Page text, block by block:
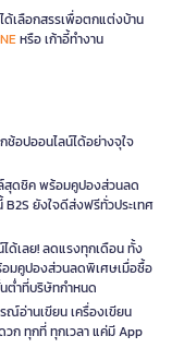
เลือกสรรเพื่อตกแต่งบ้าน
หรือ เก้าอี้ทำงาน
ช้อปออนไลน์ได้อย่างจุใจ
สุดชิค พร้อมคูปองส่วนลด
ยังใจดีส่งฟรีทั่วประเทศ
ด้เลย! ลดแรงทุกเดือน ทั้ง
มคูปองส่วนลดพิเศษเมื่อซื้อ
ต่ำที่บริษัทกำหนด
ณ์อ่านเขียน เครื่องเขียน
ก ทุกที่ ทุกเวลา แค่มี App